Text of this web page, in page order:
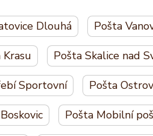
Dlouhá Pošta
Pošta Skalice nad
Sportovní Pošta
Pošta Mobilní